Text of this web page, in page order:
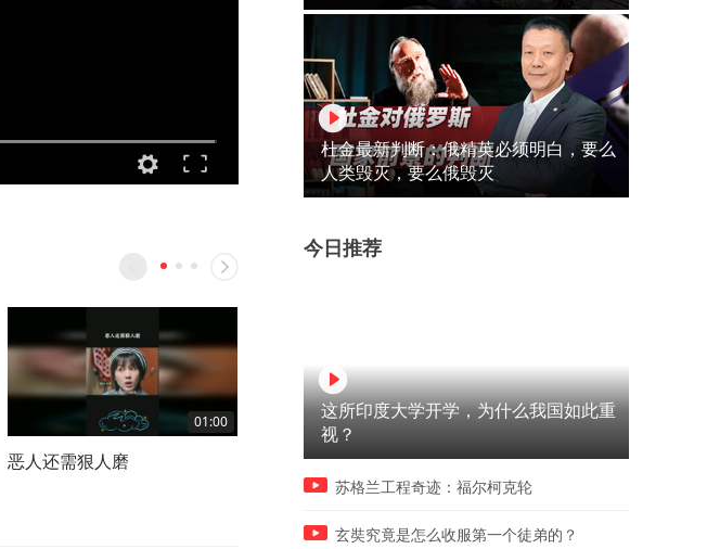
01:00
恶人还需狠人磨
02:34
得了军心却失了人心 打的不是扑克是人情世故
杜金最新判断：俄精英必须明白，要么
人类毁灭，要么俄毁灭
今日推荐
这所印度大学开学，为什么我国如此重
视？
苏格兰工程奇迹：福尔柯克轮
玄奘究竟是怎么收服第一个徒弟的？